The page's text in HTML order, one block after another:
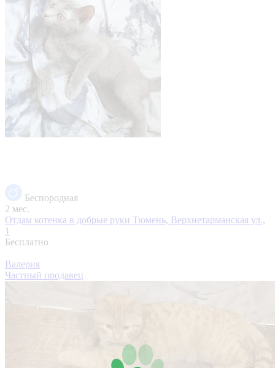
Беспородная
2 мес.
Отдам котенка в добрые руки Тюмень, Верхнетарманская ул.,
1
Бесплатно
Валерия
Частный продавец